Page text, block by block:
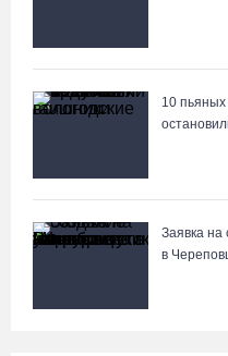
10
Заявка на
в